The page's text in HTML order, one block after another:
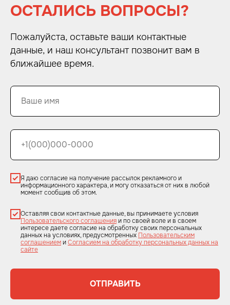
ОСТАЛИСЬ ВОПРОСЫ?
Пожалуйста, оставьте ваши контактные
данные, и наш консультант позвонит вам в
ближайшее время.
Я даю согласие на получение рассылок рекламного и
информационного характера, и могу отказаться от них в любой
момент сообщив об этом.
Оставляя свои контактные данные, вы принимаете условия
Пользовательского соглашенияи по своей воле и в своем
интересе даете согласие на обработку своих персональных
данных на условиях, предусмотренных Пользовательским
соглашениемиСогласием на обработку персональных данных на
сайте
ОТПРАВИТЬ